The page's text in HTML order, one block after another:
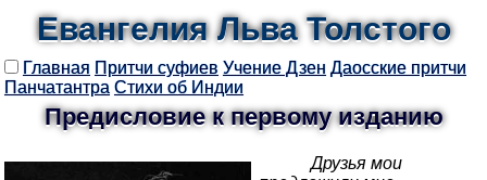
Евангелия Льва Толстого
Главная Притчи суфиев Учение Дзен Даосские притчи
Панчатантра Стихи об Индии
Предисловие к первому изданию
Друзья мои